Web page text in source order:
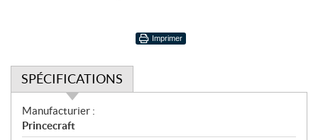
Imprimer
SPÉCIFICATIONS
S
p
Manufacturier :
Princecraft